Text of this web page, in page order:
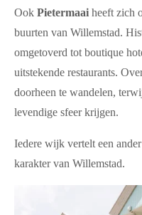
Ook Pietermaai heeft zich
buurten van Willemstad.
omgetoverd tot boutique
uitstekende restaurants.
doorheen te wandelen,
levendige sfeer krijgen.
Iedere wijk vertelt een
karakter van Willemstad.